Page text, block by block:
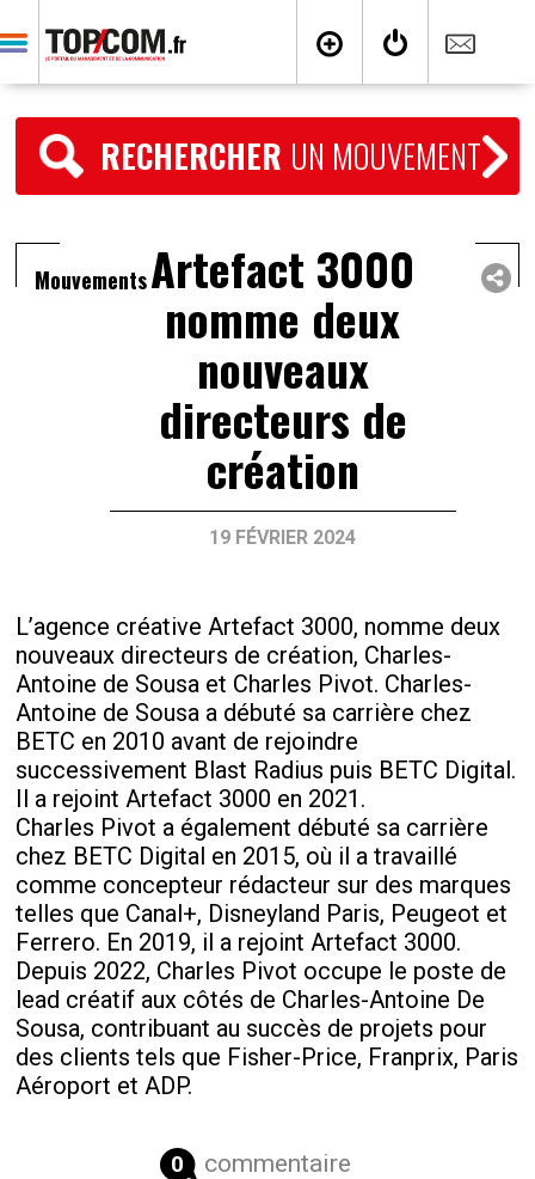
RECHERCHER UN MOUVEMENT
MouvementsArtefact 3000
nomme deux
nouveaux
directeurs de
création
19 FÉVRIER 2024
L’agence créative Artefact 3000, nomme deux
nouveaux directeurs de création, Charles-
Antoine de Sousa et Charles Pivot. Charles-
Antoine de Sousa a débuté sa carrière chez
BETC en 2010 avant de rejoindre
successivement Blast Radius puis BETC Digital.
Il a rejoint Artefact 3000 en 2021.
Charles Pivot a également débuté sa carrière
chez BETC Digital en 2015, où il a travaillé
comme concepteur rédacteur sur des marques
telles que Canal+, Disneyland Paris, Peugeot et
Ferrero. En 2019, il a rejoint Artefact 3000.
Depuis 2022, Charles Pivot occupe le poste de
lead créatif aux côtés de Charles-Antoine De
Sousa, contribuant au succès de projets pour
des clients tels que Fisher-Price, Franprix, Paris
Aéroport et ADP.
0 commentaire